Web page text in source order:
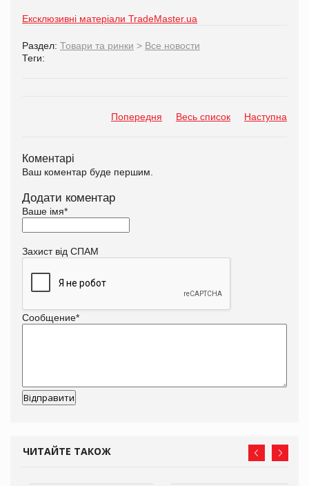
Ексклюзивні матеріали TradeMaster.ua
Раздел: Товари та ринки > Все новости
Теги:
Попередня Весь список Наступна
Коментарі
Ваш коментар буде першим.
Додати коментар
Ваше імя*
Захист від СПАМ
Сообщение*
ЧИТАЙТЕ ТАКОЖ